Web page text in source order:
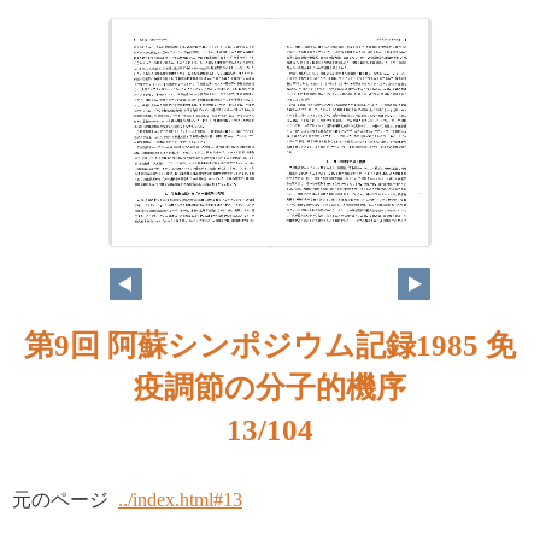
第9回 阿蘇シンポジウム記録1985 免
疫調節の分子的機序
13/104
元のページ ../index.html#13